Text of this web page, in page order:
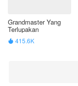
Grandmaster Yang
Terlupakan
 415.6K